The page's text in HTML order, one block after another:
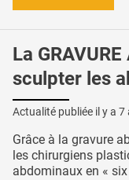
La
sculpter les
Actualité publiée il y a 7
Grâce à la gravure
les chirurgiens
abdominaux en «